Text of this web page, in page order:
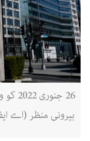
26
بیرونی منظر (اے